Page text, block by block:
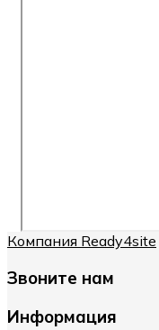
Компания Ready4site
Звоните нам
Информация